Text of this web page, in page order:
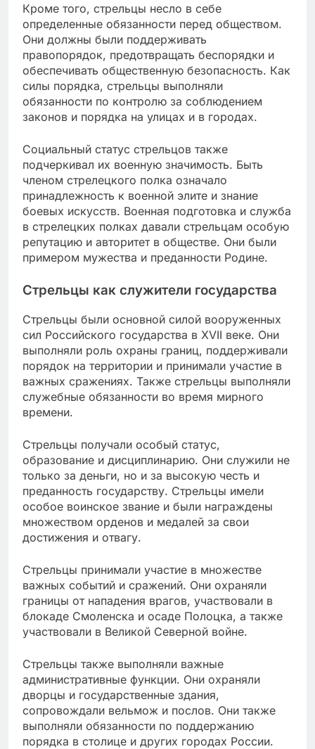
Кроме того, стрельцы несло в себе
определенные обязанности перед обществом.
Они должны были поддерживать
правопорядок, предотвращать беспорядки и
обеспечивать общественную безопасность. Как
силы порядка, стрельцы выполняли
обязанности по контролю за соблюдением
законов и порядка на улицах и в городах.
Социальный статус стрельцов также
подчеркивал их военную значимость. Быть
членом стрелецкого полка означало
принадлежность к военной элите и знание
боевых искусств. Военная подготовка и служба
в стрелецких полках давали стрельцам особую
репутацию и авторитет в обществе. Они были
примером мужества и преданности Родине.
Стрельцы как служители государства
Стрельцы были основной силой вооруженных
сил Российского государства в XVII веке. Они
выполняли роль охраны границ, поддерживали
порядок на территории и принимали участие в
важных сражениях. Также стрельцы выполняли
служебные обязанности во время мирного
времени.
Стрельцы получали особый статус,
образование и дисциплинарию. Они служили не
только за деньги, но и за высокую честь и
преданность государству. Стрельцы имели
особое воинское звание и были награждены
множеством орденов и медалей за свои
достижения и отвагу.
Стрельцы принимали участие в множестве
важных событий и сражений. Они охраняли
границы от нападения врагов, участвовали в
блокаде Смоленска и осаде Полоцка, а также
участвовали в Великой Северной войне.
Стрельцы также выполняли важные
административные функции. Они охраняли
дворцы и государственные здания,
сопровождали вельмож и послов. Они также
выполняли обязанности по поддержанию
порядка в столице и других городах России.